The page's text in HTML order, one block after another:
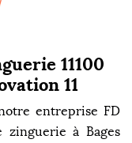
11100
11
entreprise FD
zinguerie à Bages